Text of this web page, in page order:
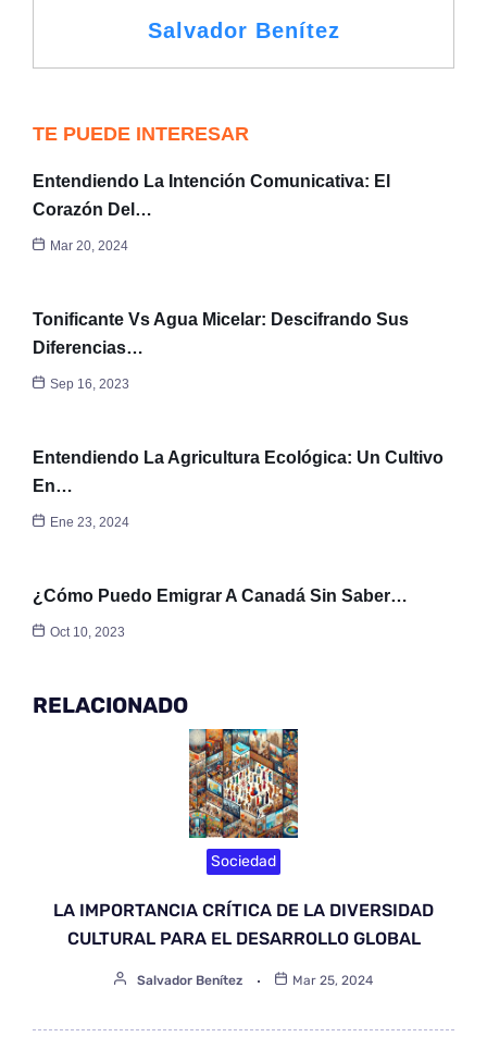
Salvador Benítez
TE PUEDE INTERESAR
Entendiendo La Intención Comunicativa: El
Corazón Del…
Mar 20, 2024
Tonificante Vs Agua Micelar: Descifrando Sus
Diferencias…
Sep 16, 2023
Entendiendo La Agricultura Ecológica: Un Cultivo
En…
Ene 23, 2024
¿Cómo Puedo Emigrar A Canadá Sin Saber…
Oct 10, 2023
RELACIONADO
Sociedad
LA IMPORTANCIA CRÍTICA DE LA DIVERSIDAD
CULTURAL PARA EL DESARROLLO GLOBAL
Salvador Benítez Mar 25, 2024